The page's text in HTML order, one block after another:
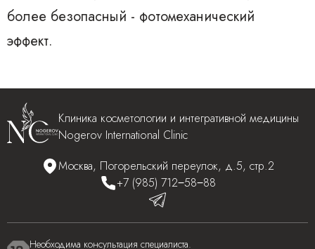
более безопасный - фотомеханический
эффект.
Клиника косметологии и интегративной медицины
Nogerov International Clinic
Москва, Погорельский переулок, д.5, стр.2
+7 (985) 712‒58‒88
Необходима консультация специалиста.